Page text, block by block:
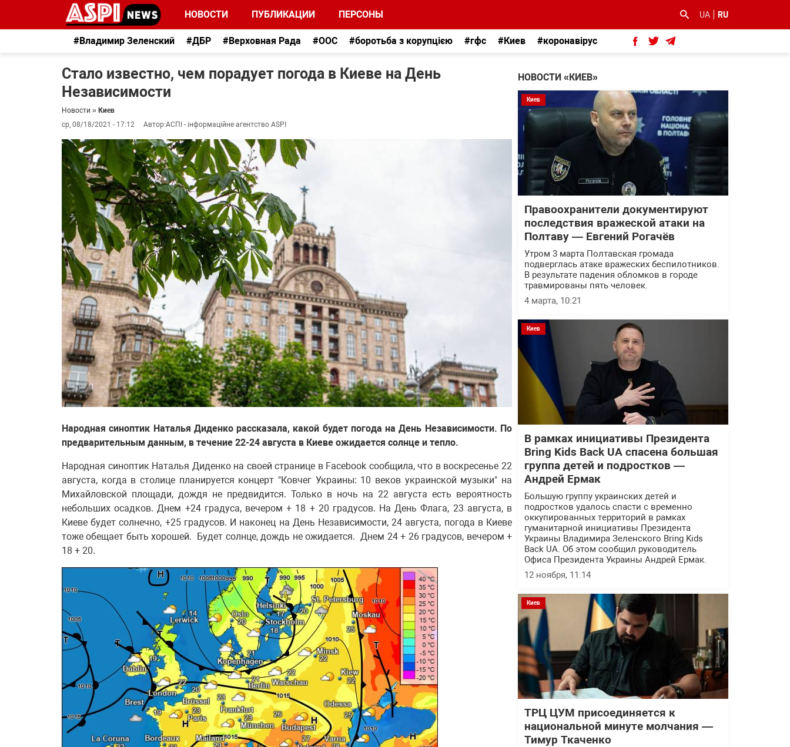
НОВОСТИ ПУБЛИКАЦИИ ПЕРСОНЫ UA RU
#Владимир Зеленский #ДБР #Верховная Рада #ООС #боротьба з корупцією #гфс #Киев #коронавірус
Стало известно, чем порадует погода в Киеве на День
Независимости
Новости » Киев
ср, 08/18/2021 - 17:12
Автор:АСПІ - інформаційне агентство ASPI
Народная синоптик Наталья Диденко рассказала, какой будет погода на День Независимости. По
предварительным данным, в течение 22-24 августа в Киеве ожидается солнце и тепло.
Народная синоптик Наталья Диденко на своей странице в Facebook сообщила, что в воскресенье 22
августа, когда в столице планируется концерт "Ковчег Украины: 10 веков украинской музыки" на
Михайловской площади, дождя не предвидится. Только в ночь на 22 августа есть вероятность
небольших осадков. Днем +24 градуса, вечером + 18 + 20 градусов. На День Флага, 23 августа, в
Киеве будет солнечно, +25 градусов. И наконец на День Независимости, 24 августа, погода в Киеве
тоже обещает быть хорошей. Будет солнце, дождь не ожидается. Днем 24 + 26 градусов, вечером +
18 + 20.
НОВОСТИ «КИЕВ»
Киев
Правоохранители документируют
последствия вражеской атаки на
Полтаву — Евгений Рогачёв
Утром 3 марта Полтавская громада
подверглась атаке вражеских беспилотников.
В результате падения обломков в городе
травмированы пять человек.
4 марта, 10:21
Киев
В рамках инициативы Президента
Bring Kids Back UA спасена большая
группа детей и подростков —
Андрей Ермак
Большую группу украинских детей и
подростков удалось спасти с временно
оккупированных территорий в рамках
гуманитарной инициативы Президента
Украины Владимира Зеленского Bring Kids
Back UA. Об этом сообщил руководитель
Офиса Президента Украины Андрей Ермак.
12 ноября, 11:14
Киев
ТРЦ ЦУМ присоединяется к
национальной минуте молчания —
Тимур Ткаченко